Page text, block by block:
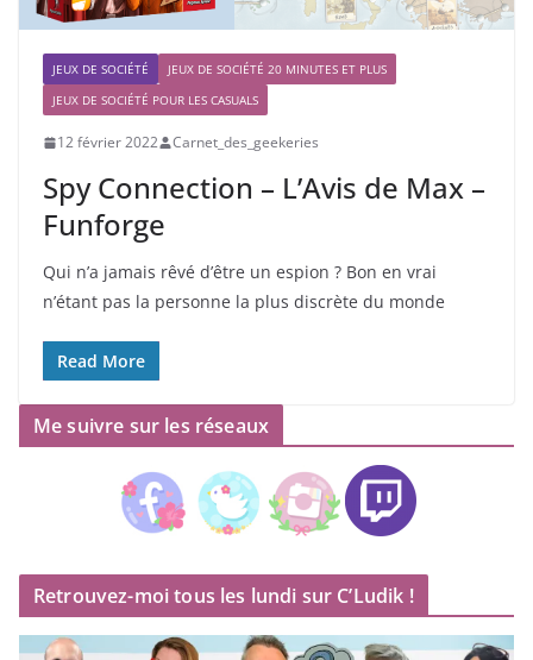
JEUX DE SOCIÉTÉ
JEUX DE SOCIÉTÉ 20 MINUTES ET PLUS
JEUX DE SOCIÉTÉ POUR LES CASUALS
12 février 2022 Carnet_des_geekeries
Spy Connection – L’Avis de Max –
Funforge
Qui n’a jamais rêvé d’être un espion ? Bon en vrai
n’étant pas la personne la plus discrète du monde
Read More
Me suivre sur les réseaux
Retrouvez-moi tous les lundi sur C’Ludik !